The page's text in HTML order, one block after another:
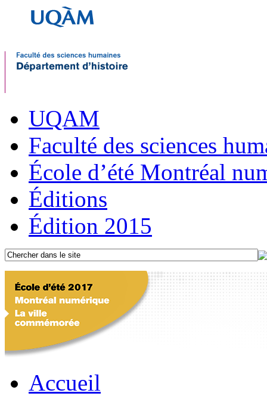
UQAM
Faculté des sciences
École d’été Montréal
Éditions
Édition 2015
Accueil